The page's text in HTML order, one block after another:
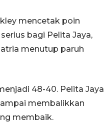
mencetak poin
bagi Pelita Jaya,
menutup paruh
48-40. Pelita Jaya
membalikkan
membaik.